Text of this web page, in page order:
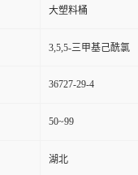
大塑料桶
3,5,5-三甲基己酰氯
36727-29-4
50~99
湖北